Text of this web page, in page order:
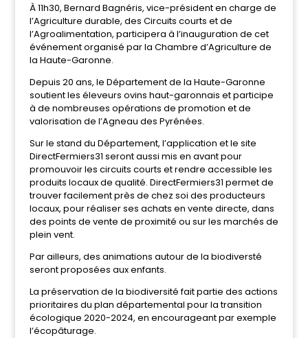
À 11h30, Bernard Bagnéris, vice-président en charge de
l’Agriculture durable, des Circuits courts et de
l’Agroalimentation, participera à l’inauguration de cet
événement organisé par la Chambre d’Agriculture de
la Haute-Garonne.
Depuis 20 ans, le Département de la Haute-Garonne
soutient les éleveurs ovins haut-garonnais et participe
à de nombreuses opérations de promotion et de
valorisation de l’Agneau des Pyrénées.
Sur le stand du Département, l’application et le site
DirectFermiers31 seront aussi mis en avant pour
promouvoir les circuits courts et rendre accessible les
produits locaux de qualité. DirectFermiers31 permet de
trouver facilement près de chez soi des producteurs
locaux, pour réaliser ses achats en vente directe, dans
des points de vente de proximité ou sur les marchés de
plein vent.
Par ailleurs, des animations autour de la biodiversté
seront proposées aux enfants.
La préservation de la biodiversité fait partie des actions
prioritaires du plan départemental pour la transition
écologique 2020-2024, en encourageant par exemple
l’écopâturage.